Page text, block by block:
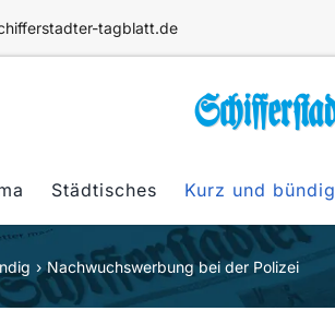
tagblatt.de
Städtisches Kurz und bündig
Nachwuchswerbung bei der Polizei